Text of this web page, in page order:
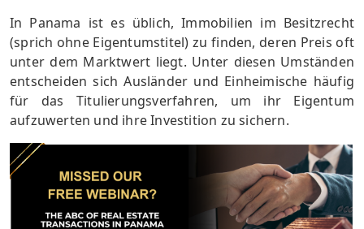
In Panama ist es üblich, Immobilien im Besitzrecht
(sprich ohne Eigentumstitel) zu finden, deren Preis oft
unter dem Marktwert liegt. Unter diesen Umständen
entscheiden sich Ausländer und Einheimische häufig
für das Titulierungsverfahren, um ihr Eigentum
aufzuwerten und ihre Investition zu sichern.